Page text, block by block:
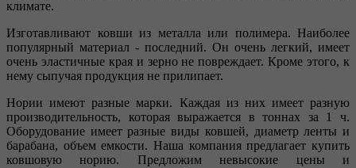
климате.
Изготавливают ковши из металла или полимера. Наиболее
популярный материал - последний. Он очень легкий, имеет
очень эластичные края и зерно не повреждает. Кроме этого, к
нему сыпучая продукция не прилипает.
Нории имеют разные марки. Каждая из них имеет разную
производительность, которая выражается в тоннах за 1 ч.
Оборудование имеет разные виды ковшей, диаметр ленты и
барабана, объем емкости. Наша компания предлагает купить
ковшовую норию. Предложим невысокие цены и